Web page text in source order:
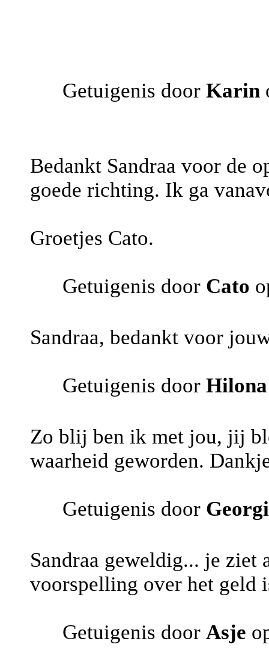
Getuigenis door Karin
Bedankt Sandraa voor de
goede richting. Ik ga
Groetjes Cato.
Getuigenis door Cato
Sandraa, bedankt voor
Getuigenis door Hilona
Zo blij ben ik met jou, jij
waarheid geworden.
Getuigenis door
Sandraa geweldig... je
voorspelling over het geld
Getuigenis door Asje